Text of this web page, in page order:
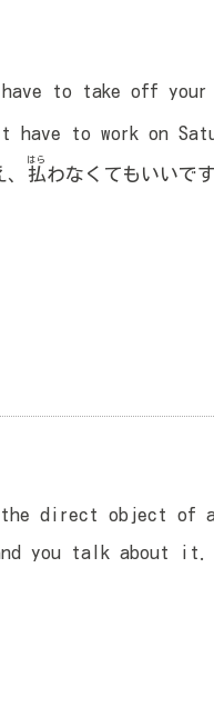
to take off your
have to work on
払
はら
わなくてもいい
direct object of
you talk about it.